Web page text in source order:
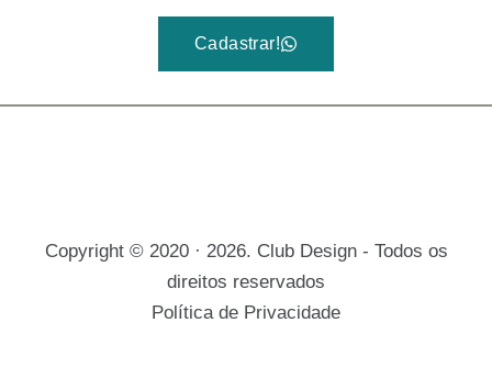
Cadastrar!
Copyright © 2020 · 2026. Club Design - Todos os
direitos reservados
Política de Privacidade